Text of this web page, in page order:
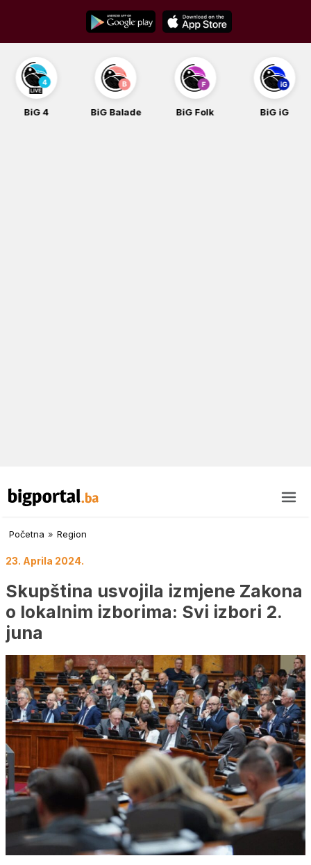
content
BiG 4 BiG Balade BiG Folk BiG iG
Početna » Region
23. Aprila 2024.
Skupština usvojila izmjene Zakona
o lokalnim izborima: Svi izbori 2.
juna